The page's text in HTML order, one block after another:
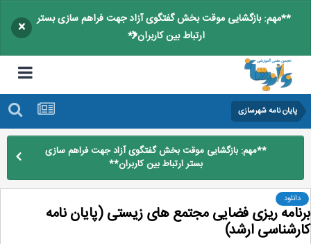
**مهم: بازگشایی موقت بخش گفتگوی آزاد جهت فراهم سازی بستر
ارتباط بین کاربران**
×
پایان نامه شهرسازی
**مهم: بازگشایی موقت بخش گفتگوی آزاد جهت فراهم سازی
بستر ارتباط بین کاربران**
دانلود
ریزی فضایی مجتمع های زیستی (پایان نامه
ارشد)